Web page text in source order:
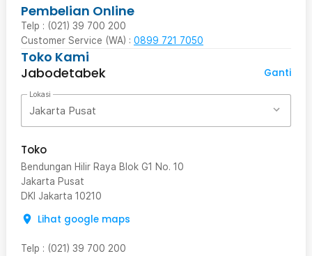
Pembelian Online
Telp : (021) 39 700 200
Customer Service (WA) : 0899 721 7050
Toko Kami
Jabodetabek
Ganti
Lokasi
Jakarta Pusat
Toko
Bendungan Hilir Raya Blok G1 No. 10
Jakarta Pusat
DKI Jakarta 10210
Lihat google maps
Telp : (021) 39 700 200